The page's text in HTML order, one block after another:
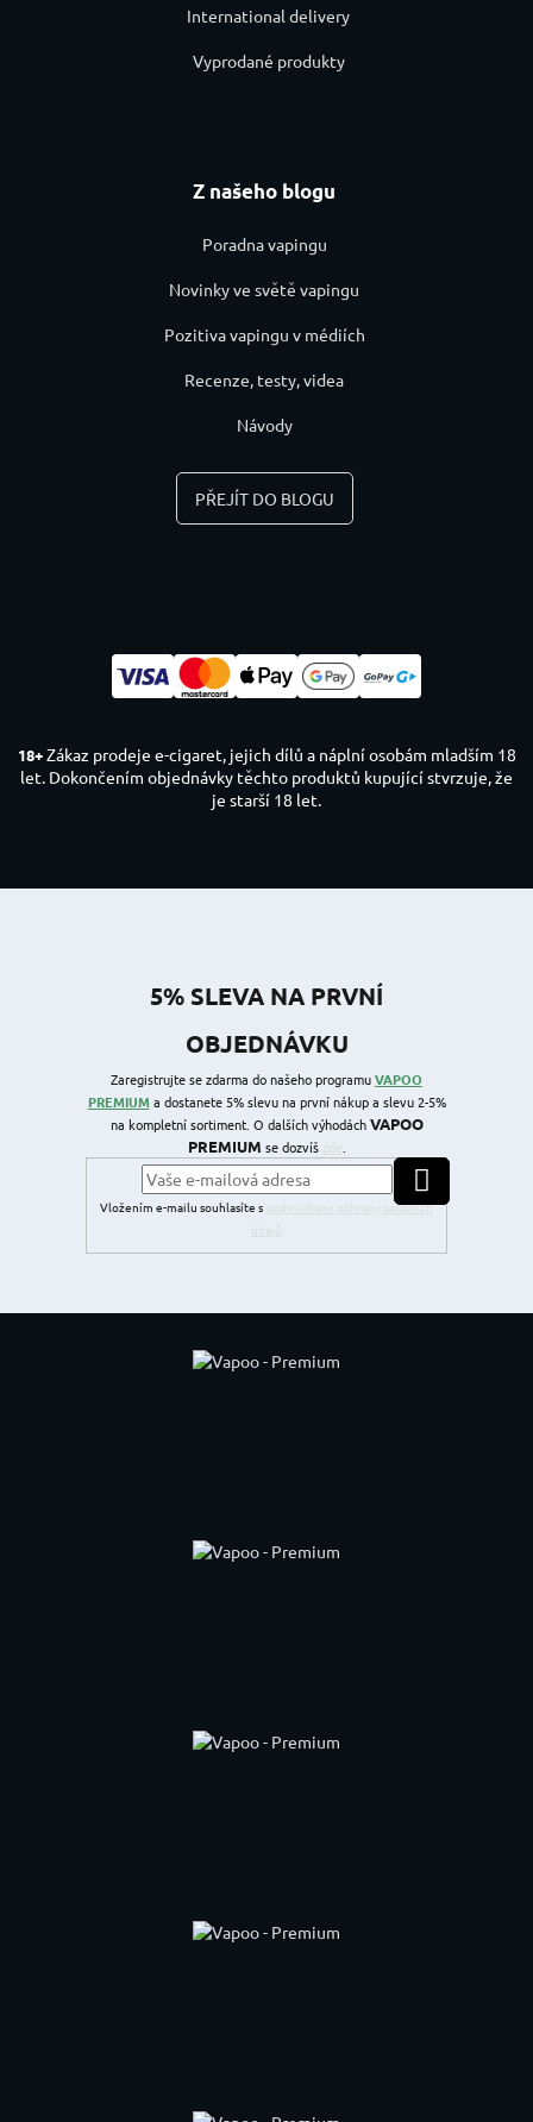
International delivery
Vyprodané produkty
Z našeho blogu
Poradna vapingu
Novinky ve světě vapingu
Pozitiva vapingu v médiích
Recenze, testy, videa
Návody
PŘEJÍT DO BLOGU
18+Zákaz prodeje e-cigaret, jejich dílů a náplní osobám mladším 18
let. Dokončením objednávky těchto produktů kupující stvrzuje, že
je starší 18 let.
5% SLEVA NA PRVNÍ
OBJEDNÁVKU
Zaregistrujte se zdarma do našeho programuVAPOO
PREMIUMa dostanete 5% slevu na první nákup a slevu 2-5%
na kompletní sortiment. O dalších výhodáchVAPOO
PREMIUM se dozvíš .
Vložením e-mailu souhlasíte s
podmínkami ochrany osobních